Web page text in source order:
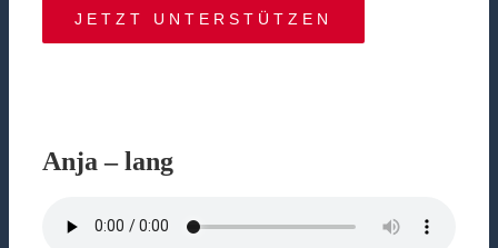
JETZT UNTERSTÜTZEN
Anja – lang